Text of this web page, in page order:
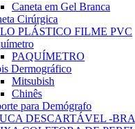
Caneta em Gel Branca
Cirúrgica
PLÁSTICO FILME PVC
PAQUÍMETRO
Dermográfico
Mitsubish
Chinês
para Demógrafo
DESCARTÁVEL -